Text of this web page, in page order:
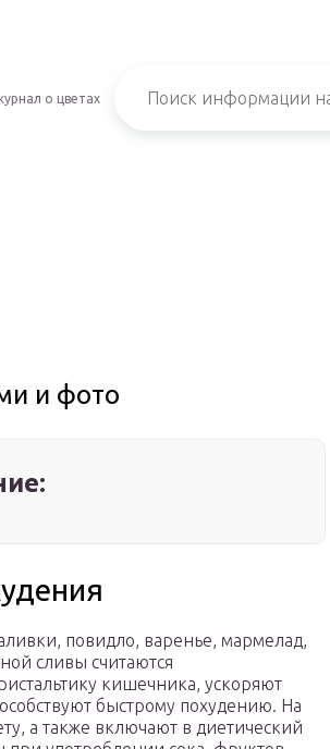
о цветах
и фото
повидло, варенье, мармелад,
сливы считаются
кишечника, ускоряют
быстрому похудению. На
а также включают в диетический